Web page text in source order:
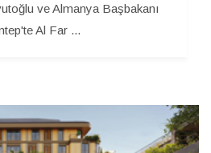
ve Almanya Başbakanı
Al Far ...